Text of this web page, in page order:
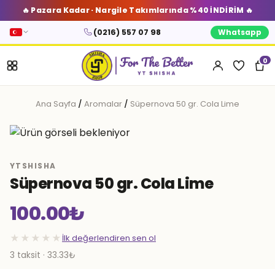
🔥 Pazara Kadar · Nargile Takımlarında %40 İNDİRİM 🔥
(0216) 557 07 98 Whatsapp
0
Ana Sayfa / Aromalar / Süpernova 50 gr. Cola Lime
YTSHISHA
Süpernova 50 gr. Cola Lime
100.00₺
★★★★★ İlk değerlendiren sen ol
3 taksit · 33.33₺